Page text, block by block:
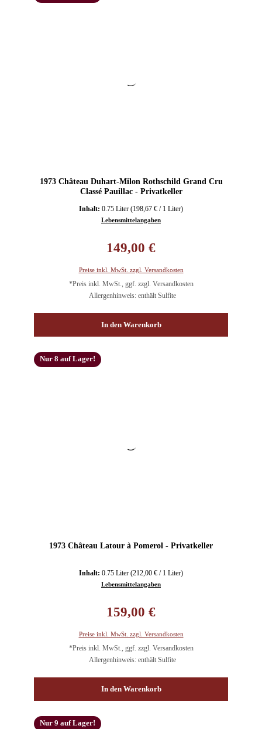
1973 Château Duhart-Milon Rothschild Grand Cru
Classé Pauillac - Privatkeller
Inhalt: 0.75 Liter (198,67 € / 1 Liter)
Lebensmittelangaben
149,00 €
Preise inkl. MwSt. zzgl. Versandkosten
*Preis inkl. MwSt., ggf. zzgl. Versandkosten
Allergenhinweis: enthält Sulfite
In den Warenkorb
Nur 8 auf Lager!
1973 Château Latour à Pomerol - Privatkeller
Inhalt: 0.75 Liter (212,00 € / 1 Liter)
Lebensmittelangaben
159,00 €
Preise inkl. MwSt. zzgl. Versandkosten
*Preis inkl. MwSt., ggf. zzgl. Versandkosten
Allergenhinweis: enthält Sulfite
In den Warenkorb
Nur 9 auf Lager!